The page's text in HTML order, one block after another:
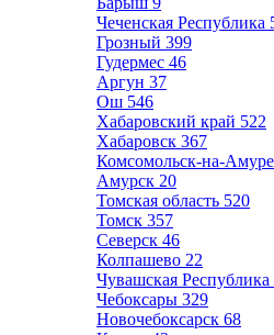
Чеченская Республика
Грозный 399
Гудермес 46
Аргун 37
Ош 546
Хабаровский край 522
Хабаровск 367
Комсомольск-на-Амуре
Амурск 20
Томская область 520
Томск 357
Северск 46
Колпашево 22
Чувашская
Чебоксары 329
Новочебоксарск 68